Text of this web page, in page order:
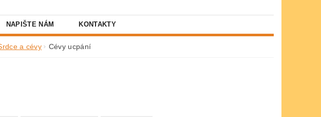
NAPIŠTE NÁM KONTAKTY
a cévy Cévy ucpání